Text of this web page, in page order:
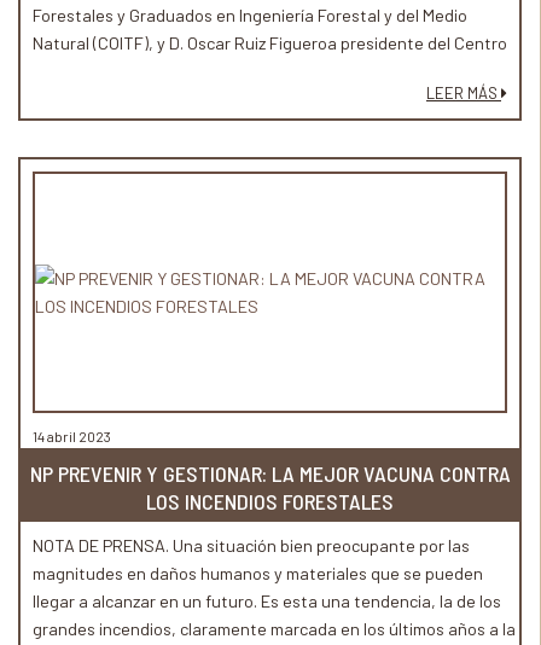
Forestales y Graduados en Ingeniería Forestal y del Medio
Natural (COITF), y D. Oscar Ruiz Figueroa presidente del Centro
han formalizado un acuerdo de cooperación destinado a
fortalecer y estrechar los lazos en el sector forestal entre
España y México.
LEER MÁS
14 abril 2023
NP PREVENIR Y GESTIONAR: LA MEJOR VACUNA CONTRA
LOS INCENDIOS FORESTALES
NOTA DE PRENSA. Una situación bien preocupante por las
magnitudes en daños humanos y materiales que se pueden
llegar a alcanzar en un futuro. Es esta una tendencia, la de los
grandes incendios, claramente marcada en los últimos años a la